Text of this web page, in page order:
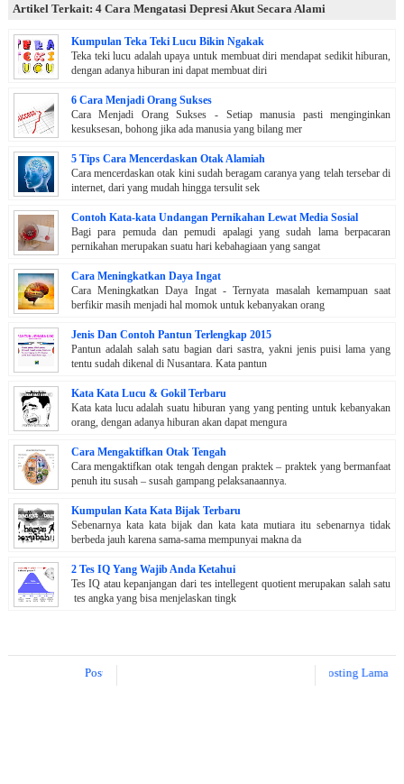
Artikel Terkait: 4 Cara Mengatasi Depresi Akut Secara Alami
Kumpulan Teka Teki Lucu Bikin Ngakak
Teka teki lucu adalah upaya untuk membuat diri mendapat sedikit hiburan,
dengan adanya hiburan ini dapat membuat diri
6 Cara Menjadi Orang Sukses
Cara Menjadi Orang Sukses - Setiap manusia pasti menginginkan
kesuksesan, bohong jika ada manusia yang bilang mer
5 Tips Cara Mencerdaskan Otak Alamiah
Cara mencerdaskan otak kini sudah beragam caranya yang telah tersebar di
internet, dari yang mudah hingga tersulit sek
Contoh Kata-kata Undangan Pernikahan Lewat Media Sosial
Bagi para pemuda dan pemudi apalagi yang sudah lama berpacaran
pernikahan merupakan suatu hari kebahagiaan yang sangat
Cara Meningkatkan Daya Ingat
Cara Meningkatkan Daya Ingat - Ternyata masalah kemampuan saat
berfikir masih menjadi hal momok untuk kebanyakan orang
Jenis Dan Contoh Pantun Terlengkap 2015
Pantun adalah salah satu bagian dari sastra, yakni jenis puisi lama yang
tentu sudah dikenal di Nusantara. Kata pantun
Kata Kata Lucu & Gokil Terbaru
Kata kata lucu adalah suatu hiburan yang yang penting untuk kebanyakan
orang, dengan adanya hiburan akan dapat mengura
Cara Mengaktifkan Otak Tengah
Cara mengaktifkan otak tengah dengan praktek – praktek yang bermanfaat
penuh itu susah – susah gampang pelaksanaannya.
Kumpulan Kata Kata Bijak Terbaru
Sebenarnya kata kata bijak dan kata kata mutiara itu sebenarnya tidak
berbeda jauh karena sama-sama mempunyai makna da
2 Tes IQ Yang Wajib Anda Ketahui
Tes IQ atau kepanjangan dari tes intellegent quotient merupakan salah satu
tes angka yang bisa menjelaskan tingk
Posting Lebih Baru Posting Lama